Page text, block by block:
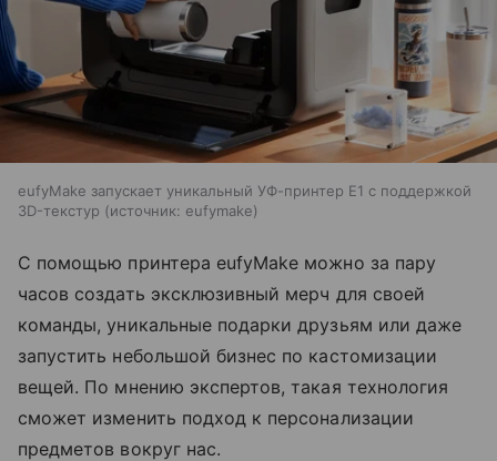
eufyMake запускает уникальный УФ-принтер E1 с поддержкой
3D-текстур
источник: eufymake
С помощью принтера eufyMake можно за пару
часов создать эксклюзивный мерч для своей
команды, уникальные подарки друзьям или даже
запустить небольшой бизнес по кастомизации
вещей. По мнению экспертов, такая технология
сможет изменить подход к персонализации
предметов вокруг нас.